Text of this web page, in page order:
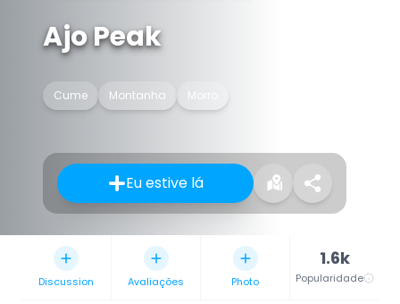
Ajo Peak
Cume Montanha Morro
Eu estive lá
Discussion Avaliações Photo
1.6k
Popularidade